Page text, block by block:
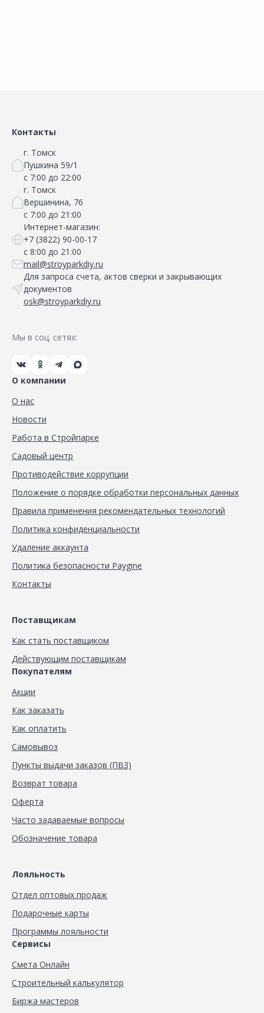
Контакты
г. Томск
Пушкина 59/1
с 7:00 до 22:00
г. Томск
Вершинина, 76
с 7:00 до 21:00
Интернет-магазин:
+7 (3822) 90-00-17
с 8:00 до 21:00
mail@stroyparkdiy.ru
Для запроса счета, актов сверки и закрывающих
документов
osk@stroyparkdiy.ru
Мы в соц. сетях:
О компании
О нас
Новости
Работа в Стройпарке
Садовый центр
Противодействие коррупции
Положение о порядке обработки персональных данных
Правила применения рекомендательных технологий
Политика конфиденциальности
Удаление аккаунта
Политика безопасности Paygine
Контакты
Поставщикам
Как стать поставщиком
Действующим поставщикам
Покупателям
Акции
Как заказать
Как оплатить
Самовывоз
Пункты выдачи заказов (ПВЗ)
Возврат товара
Оферта
Часто задаваемые вопросы
Обозначение товара
Лояльность
Отдел оптовых продаж
Подарочные карты
Программы лояльности
Сервисы
Смета Онлайн
Строительный калькулятор
Биржа мастеров